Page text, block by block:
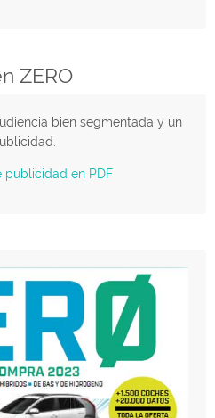
ZERO
bien segmentada y un
publicidad en PDF